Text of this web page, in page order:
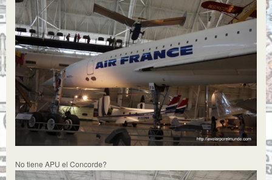
No tiene APU el Concorde?